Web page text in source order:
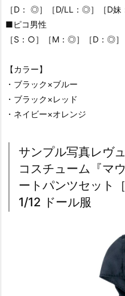
［D： ◎］［D/LL：◎］［D妹
■ピコ男性
［S：○］［M：◎］［D：◎］
【カラー】
・ブラック×ブルー
・ブラック×レッド
・ネイビー×オレンジ
サンプル写真レヴ
コスチューム『マ
ートパンツセット
1/12 ドール服